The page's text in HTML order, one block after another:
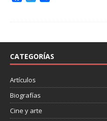
o
k
r
t
i
CATEGORÍAS
Artículos
Biografías
Cine y arte